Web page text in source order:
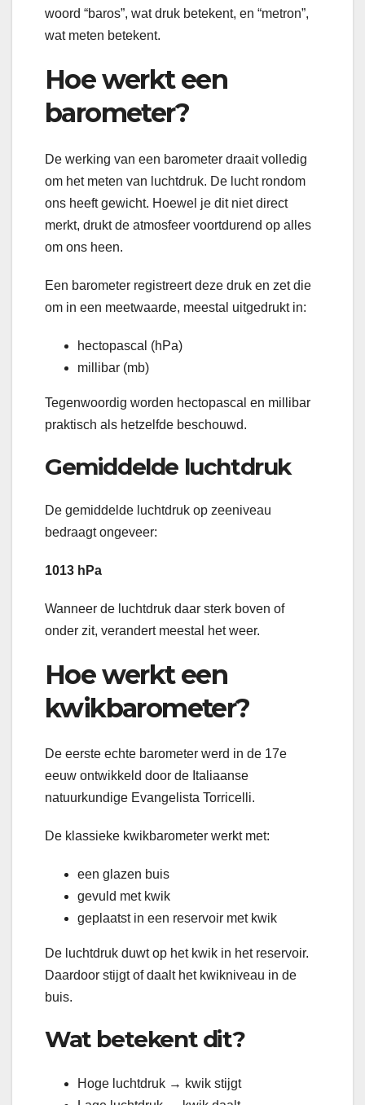
woord “baros”, wat druk betekent, en “metron”,
wat meten betekent.
Hoe werkt een
barometer?
De werking van een barometer draait volledig
om het meten van luchtdruk. De lucht rondom
ons heeft gewicht. Hoewel je dit niet direct
merkt, drukt de atmosfeer voortdurend op alles
om ons heen.
Een barometer registreert deze druk en zet die
om in een meetwaarde, meestal uitgedrukt in:
hectopascal (hPa)
millibar (mb)
Tegenwoordig worden hectopascal en millibar
praktisch als hetzelfde beschouwd.
Gemiddelde luchtdruk
De gemiddelde luchtdruk op zeeniveau
bedraagt ongeveer:
1013 hPa
Wanneer de luchtdruk daar sterk boven of
onder zit, verandert meestal het weer.
Hoe werkt een
kwikbarometer?
De eerste echte barometer werd in de 17e
eeuw ontwikkeld door de Italiaanse
natuurkundige Evangelista Torricelli.
De klassieke kwikbarometer werkt met:
een glazen buis
gevuld met kwik
geplaatst in een reservoir met kwik
De luchtdruk duwt op het kwik in het reservoir.
Daardoor stijgt of daalt het kwikniveau in de
buis.
Wat betekent dit?
Hoge luchtdruk → kwik stijgt